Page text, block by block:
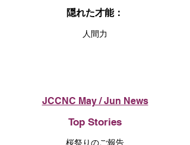
隠れた才能：
人間力
JCCNC May / Jun News
Top Stories
桜祭りのご報告